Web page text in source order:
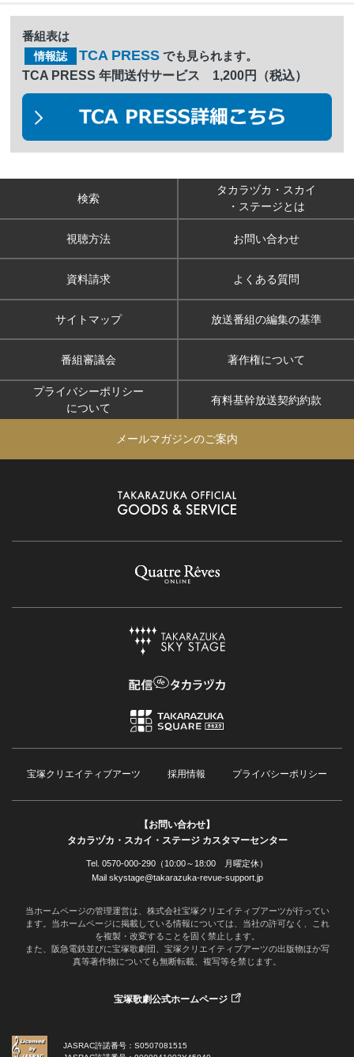
番組表は
情報誌 TCA PRESS でも見られます。
TCA PRESS 年間送付サービス 1,200円（税込）
検索
タカラヅカ・スカイ
・ステージとは
視聴方法 お問い合わせ
資料請求 よくある質問
サイトマップ 放送番組の編集の基準
番組審議会 著作権について
プライバシーポリシー
について
有料基幹放送契約約款
メールマガジンのご案内
宝塚クリエイティブアーツ 採用情報 プライバシーポリシー
【お問い合わせ】
タカラヅカ・スカイ・ステージ カスタマーセンター
Tel. 0570-000-290（10:00～18:00 月曜定休）
Mail skystage@takarazuka-revue-support.jp
当ホームページの管理運営は、株式会社宝塚クリエイティブアーツが行ってい
ます。当ホームページに掲載している情報については、当社の許可なく、これ
を複製・改変することを固く禁止します。
また、阪急電鉄並びに宝塚歌劇団、宝塚クリエイティブアーツの出版物ほか写
真等著作物についても無断転載、複写等を禁じます。
宝塚歌劇公式ホームページ
JASRAC許諾番号：S0507081515